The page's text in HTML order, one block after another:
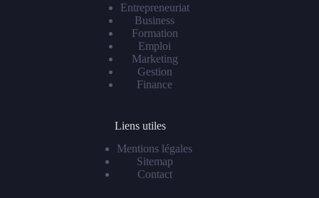
Entrepreneuriat
Business
Formation
Emploi
Marketing
Gestion
Finance
Liens utiles
Mentions légales
Sitemap
Contact